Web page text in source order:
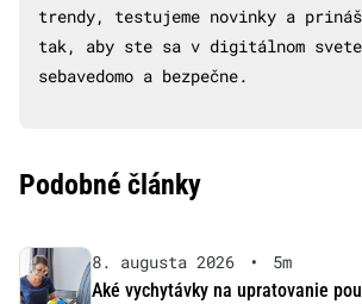
trendy, testujeme novinky a
tak, aby ste sa v digitálnom
sebavedomo a bezpečne.
Podobné články
8. augusta 2026 •
5m
Aké vychytávky na upratovanie